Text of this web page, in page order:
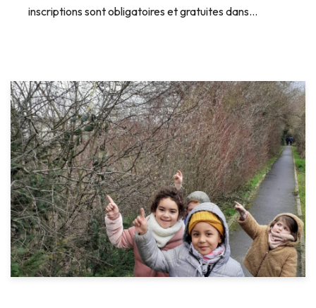
inscriptions sont obligatoires et gratuites dans…